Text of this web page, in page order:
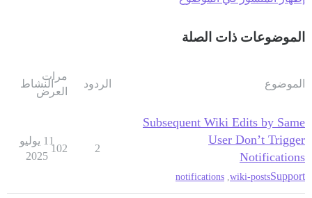
الموضوعات ذات الصلة
الموضوع الردود
مرات
العرض
النشاط
Subsequent Wiki Edits by Same
User Don’t Trigger
Notifications
Support
wiki-posts
notifications
2
102
11 يوليو
2025